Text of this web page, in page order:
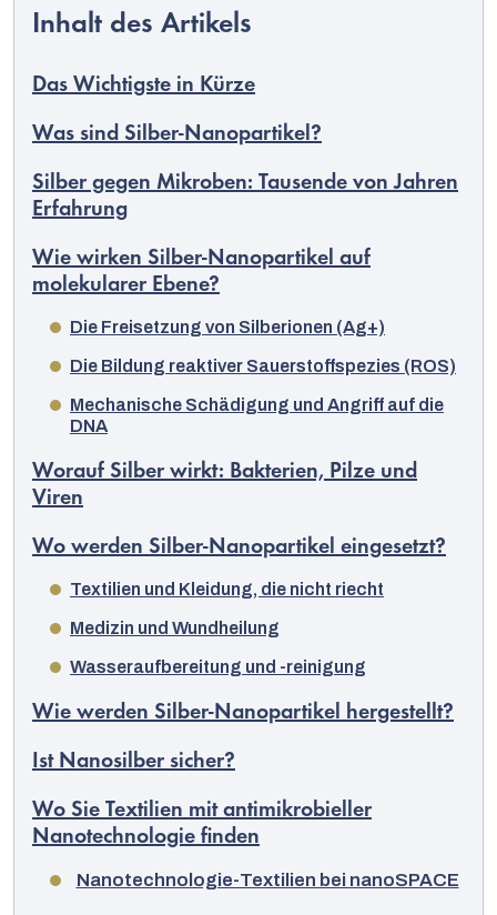
Deutsch
Das Wichtigste in Kürze
Was sind Silber-Nanopartikel?
Silber gegen Mikroben: Tausende von Jahren
Erfahrung
Wie wirken Silber-Nanopartikel auf
molekularer Ebene?
Die Freisetzung von Silberionen (Ag+)
Die Bildung reaktiver Sauerstoffspezies (ROS)
Mechanische Schädigung und Angriff auf die
DNA
Worauf Silber wirkt: Bakterien, Pilze und
Viren
Wo werden Silber-Nanopartikel eingesetzt?
Textilien und Kleidung, die nicht riecht
Medizin und Wundheilung
Wasseraufbereitung und -reinigung
Wie werden Silber-Nanopartikel hergestellt?
Ist Nanosilber sicher?
Wo Sie Textilien mit antimikrobieller
Nanotechnologie finden
Nanotechnologie-Textilien bei nanoSPACE